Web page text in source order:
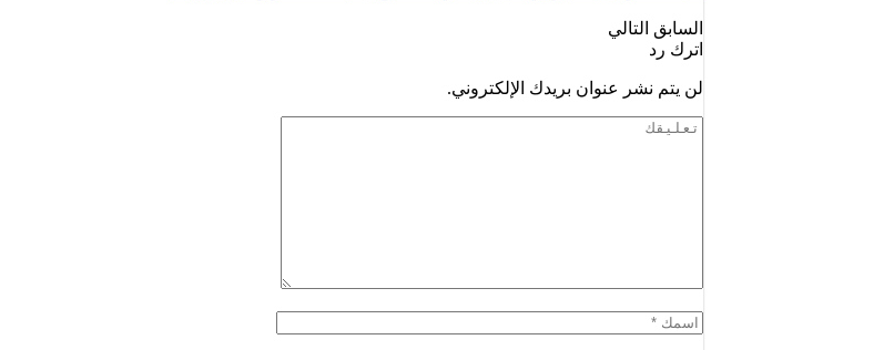
السابق التالي
اترك رد
لن يتم نشر عنوان بريدك الإلكتروني.